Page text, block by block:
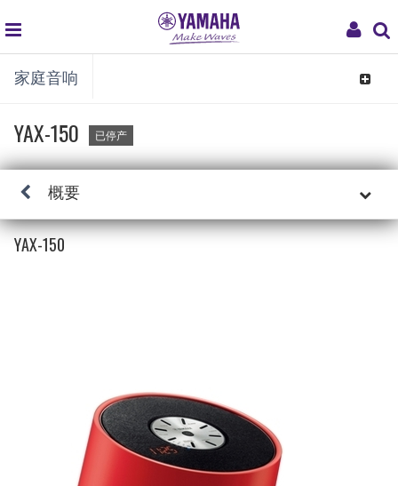
My
global
navigation
家庭音响
Toggle
YAX-150 已停产
概要
YAX-150